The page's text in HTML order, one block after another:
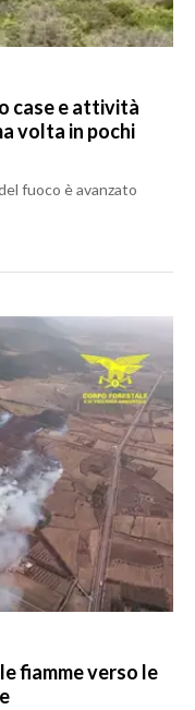
case e attività
volta in pochi
fuoco è avanzato
fiamme verso le